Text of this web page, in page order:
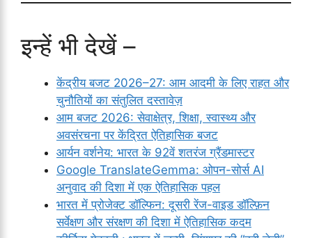
इन्हें भी देखें –
केंद्रीय बजट 2026–27: आम आदमी के लिए राहत और
चुनौतियों का संतुलित दस्तावेज़
आम बजट 2026: सेवाक्षेत्र, शिक्षा, स्वास्थ्य और
अवसंरचना पर केंद्रित ऐतिहासिक बजट
आर्यन वर्शनेय: भारत के 92वें शतरंज ग्रैंडमास्टर
Google TranslateGemma: ओपन-सोर्स AI
अनुवाद की दिशा में एक ऐतिहासिक पहल
भारत में प्रोजेक्ट डॉल्फिन: दूसरी रेंज-वाइड डॉल्फ़िन
सर्वेक्षण और संरक्षण की दिशा में ऐतिहासिक कदम